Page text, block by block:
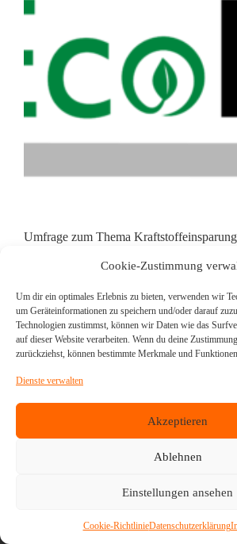
Cookie-Zustimmung
Um dir ein optimales Erlebnis zu bieten, verwenden wir
um Geräteinformationen zu speichern und/oder darauf
Technologien zustimmst, können wir Daten wie das
auf dieser Website verarbeiten. Wenn du deine
zurückziehst, können bestimmte Merkmale und
Dienste verwalten
Akzeptieren
Ablehnen
Einstellungen ansehen
Cookie-RichtlinieDatenschutzerklärung
Umfrage zum Thema
Erforschung weiterer energieeffizienter
Assistenzsystem, das die Längsregelung
einschließlich Geschwindigkeit und
optimiert, ähnlich einem Tempomat.
Kraftstoffeinsparung soll das…
argoTraining Shop